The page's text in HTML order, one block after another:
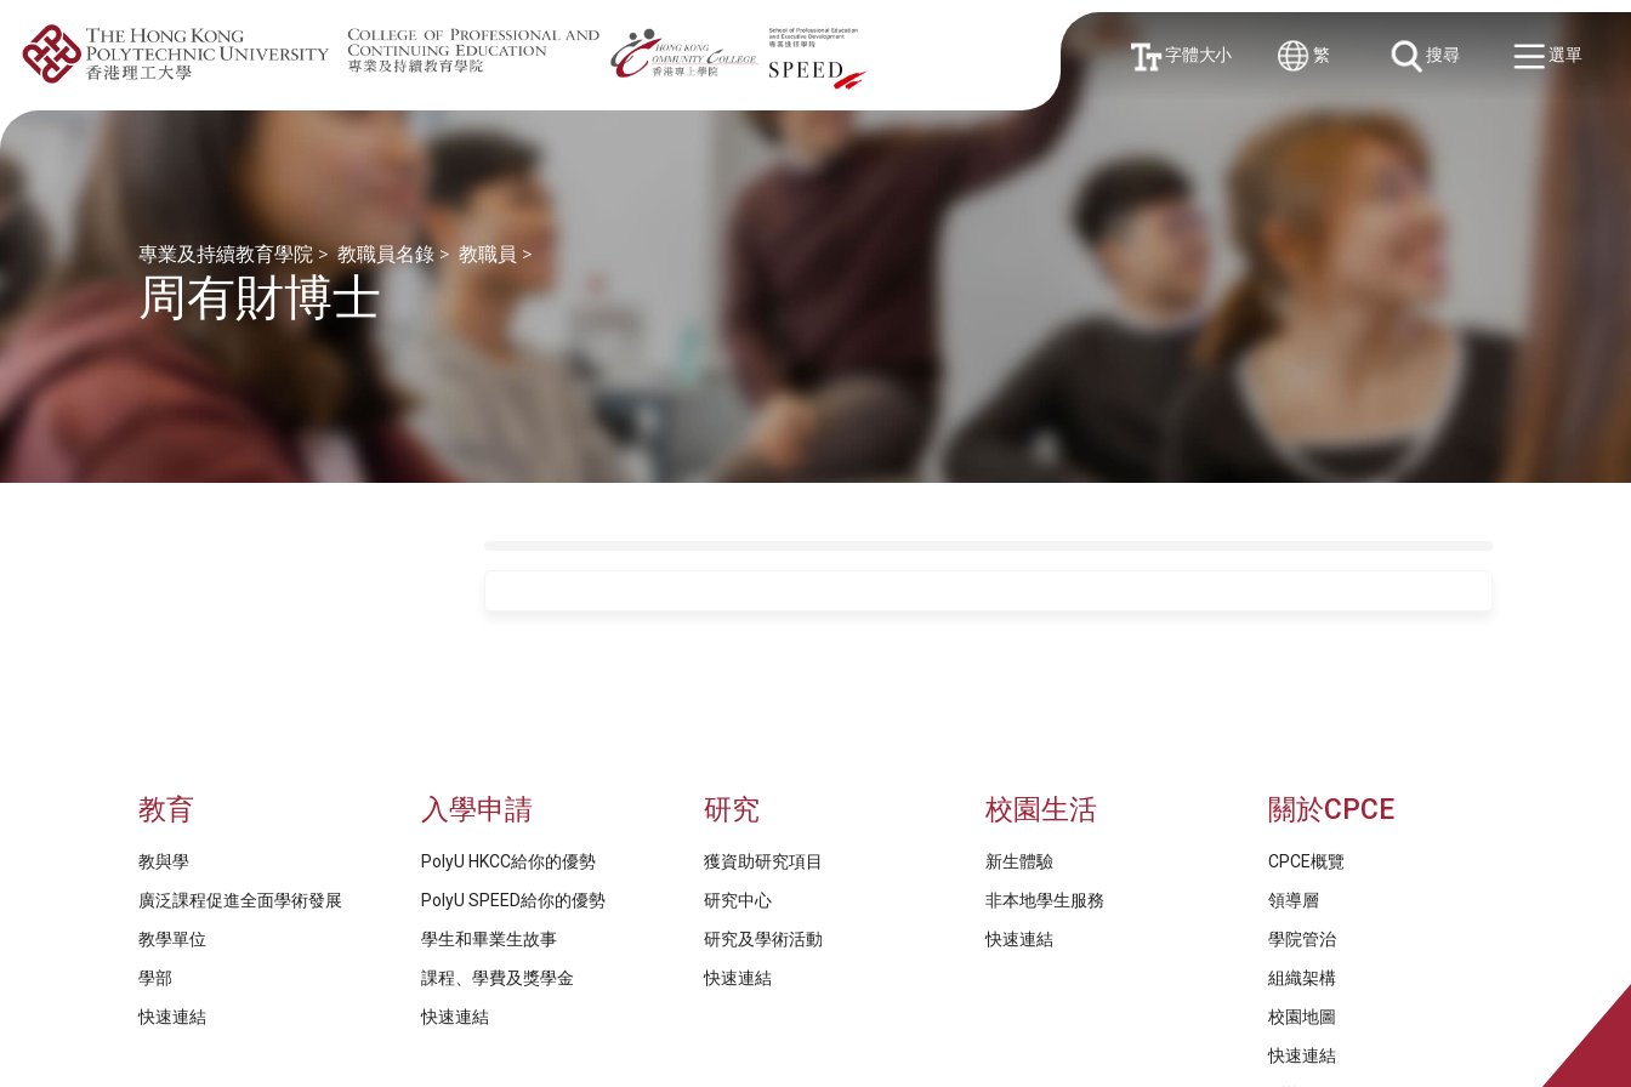
字體大小 繁 搜尋 選單
專業及持續教育學院 > 教職員名錄 > 教職員 >
周有財博士
教育
教與學
廣泛課程促進全面學術發展
教學單位
學部
快速連結
入學申請
PolyU HKCC給你的優勢
PolyU SPEED給你的優勢
學生和畢業生故事
課程、學費及獎學金
快速連結
研究
獲資助研究項目
研究中心
研究及學術活動
快速連結
校園生活
新生體驗
非本地學生服務
快速連結
關於CPCE
CPCE概覽
領導層
學院管治
組織架構
校園地圖
快速連結